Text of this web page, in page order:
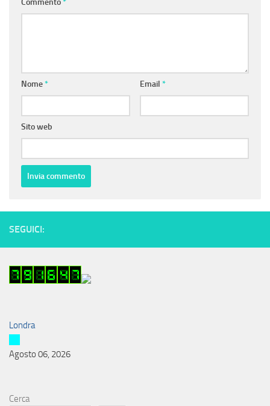
Commento*
Nome* Email *
Sito web
SEGUICI:
Londra
Agosto 06, 2026
Cerca